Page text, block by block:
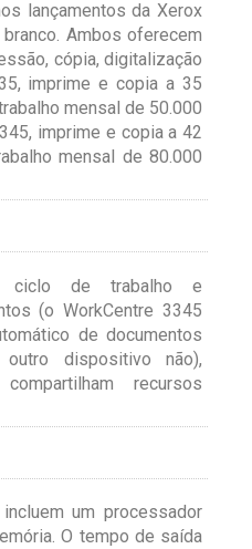
lançamentos da Xerox
Ambos oferecem
cópia, digitalização
imprime e copia a 35
mensal de 50.000
imprime e copia a 42
mensal de 80.000
ciclo de trabalho e
(o WorkCentre 3345
de documentos
dispositivo não),
recursos
um processador
O tempo de saída